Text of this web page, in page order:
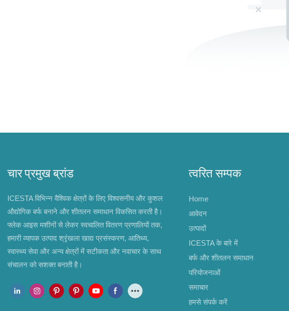
चार प्रमुख ब्रांड
ICESTA विभिन्न वैश्विक क्षेत्रों के लिए विश्वसनीय और कुशल
औद्योगिक बर्फ बनाने और शीतलन समाधान विकसित करती है।
फ्लेक आइस मशीनों से लेकर स्वचालित वितरण प्रणालियों तक,
हमारी व्यापक उत्पाद श्रृंखला खाद्य प्रसंस्करण, आतिथ्य,
स्वास्थ्य सेवा और अन्य क्षेत्रों में सटीकता और नवाचार के साथ
संचालन को सशक्त बनाती है।
त्वरित सम्पक
Home
आवेदन
उत्पादों
ICESTA के बारे में
बर्फ और शीतलन समाधान
परियोजनाओं
समाचार
हमसे संपर्क करें